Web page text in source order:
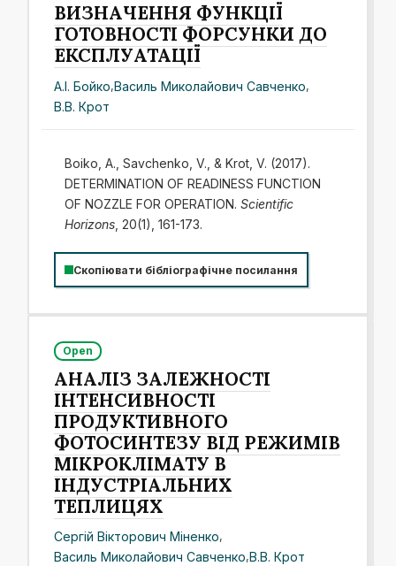
ВИЗНАЧЕННЯ ФУНКЦІЇ
ГОТОВНОСТІ ФОРСУНКИ ДО
ЕКСПЛУАТАЦІЇ
А.І. Бойко,Василь Миколайович Савченко,
В.В. Крот
Boiko, A., Savchenko, V., & Krot, V. (2017).
DETERMINATION OF READINESS FUNCTION
OF NOZZLE FOR OPERATION. Scientific
Horizons, 20(1), 161-173.
Скопіювати бібліографічне посилання
Open
АНАЛІЗ ЗАЛЕЖНОСТІ
ІНТЕНСИВНОСТІ
ПРОДУКТИВНОГО
ФОТОСИНТЕЗУ ВІД РЕЖИМІВ
МІКРОКЛІМАТУ В
ІНДУСТРІАЛЬНИХ
ТЕПЛИЦЯХ
Сергій Вікторович Міненко,
Василь Миколайович Савченко,В.В. Крот